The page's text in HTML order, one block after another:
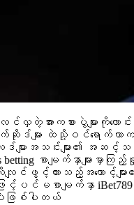
လှတဲ့အားကစားပွဲများကိုလောင်း
များ ထဲသို့ဝင်ရောက်ကာကစားနည်
ားအသင်းများ၏ အဆင့်သ
betting စာမျက်နှာများမှာက
ျင်ဖွင့်ထားသည့်အကောင့်များ
ဖြင့်ပင်မစာမျက်နှာ
ပဲဖြစ်ပါတယ်